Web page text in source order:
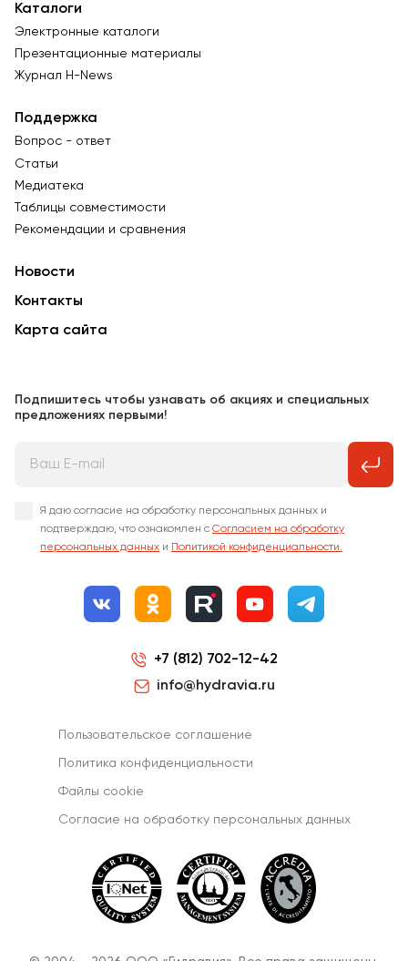
Каталоги
Электронные каталоги
Презентационные материалы
Журнал Н-News
Поддержка
Вопрос - ответ
Статьи
Медиатека
Таблицы совместимости
Рекомендации и сравнения
Новости
Контакты
Карта сайта
Подпишитесь чтобы узнавать об акциях и специальных
предложениях первыми!
Я даю согласие на обработку персональных данных и
подтверждаю, что ознакомлен с Согласием на обработку
персональных данных и Политикой конфиденциальности.
+7 (812) 702-12-42
info@hydravia.ru
Пользовательское соглашение
Политика конфиденциальности
Файлы cookie
Согласиe на обработку персональных данных